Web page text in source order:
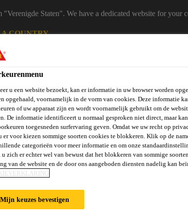
Staten". We have a dedicated website for your
COUNTRY
Wanden &
Balkons
Vloeren
Verlijmen en
Afdichten
Beton
u een website bezoekt, kan er informatie in uw browser worden
opgehaald, voornamelijk in de vorm van cookies. Deze informatie
of uw apparaat zijn en wordt voornamelijk gebruikt om de
De informatie identificeert u normaal gesproken niet direct, maar
toegesneden surfervaring geven. Omdat we uw recht op
er voor kiezen sommige soorten cookies te blokkeren. Klik op de
categorieën voor meer informatie en om onze
u zich er echter wel van bewust dat het blokkeren van sommige
van de website en de door ons aangeboden diensten nadelig kan
Mijn keuzes bevestigen